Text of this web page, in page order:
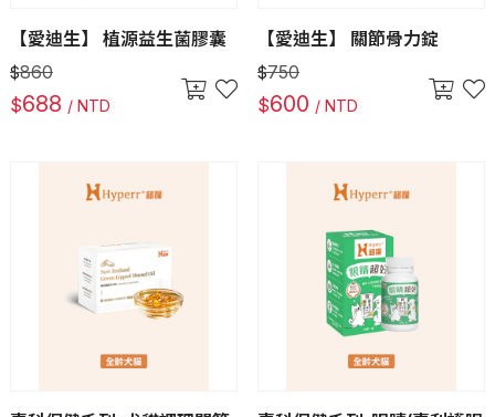
【愛迪生】 植源益生菌膠囊
$860
$688 / NTD
【愛迪生】 關節骨力錠
$750
$600 / NTD